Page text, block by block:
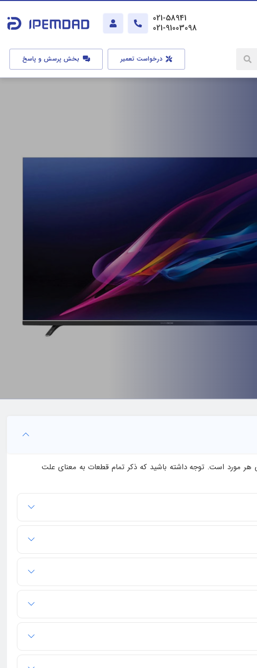
021-58941
021-91003098
درخواست تعمیر بخش پرسش و پاسخ
مورد است. توجه داشته باشید که ذکر تمام قطعات به معنای علت